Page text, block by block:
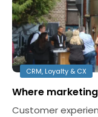
CRM, Loyalty & CX
Where
Customer